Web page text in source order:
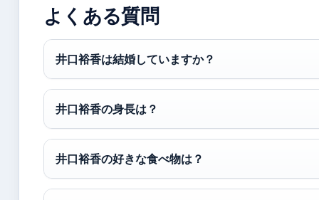
よくある質問
井口裕香は結婚していますか？
井口裕香の身長は？
井口裕香の好きな食べ物は？